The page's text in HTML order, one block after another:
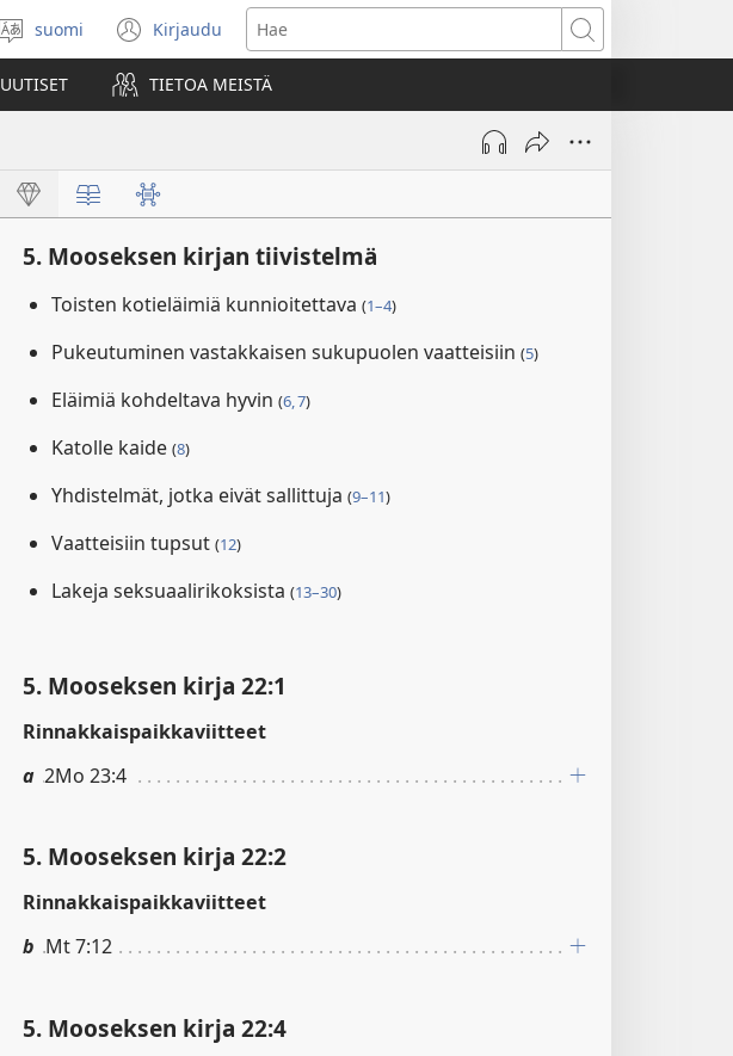
Valitse
kieli
suomi Kirjaudu
(avaa
uuden
ikkunan)
Hae
UUTISET TIETOA MEISTÄ
5. Mooseksen kirjan tiivistelmä
Toisten kotieläimiä kunnioitettava (1–4)
Pukeutuminen vastakkaisen sukupuolen vaatteisiin (5)
Eläimiä kohdeltava hyvin (6, 7)
Katolle kaide (8)
Yhdistelmät, jotka eivät sallittuja (9–11)
Vaatteisiin tupsut (12)
Lakeja seksuaalirikoksista (13–30)
5. Mooseksen kirja 22:1
Rinnakkaispaikkaviitteet
a 2Mo 23:4
5. Mooseksen kirja 22:2
Rinnakkaispaikkaviitteet
b Mt 7:12
5. Mooseksen kirja 22:4